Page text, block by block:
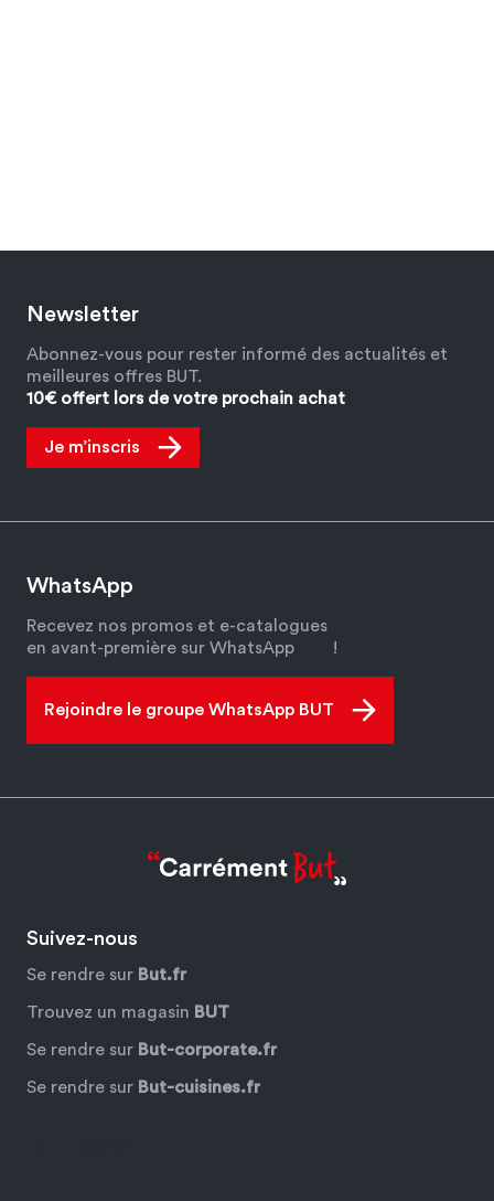
Newsletter
Abonnez-vous pour rester informé des actualités et
meilleures offres BUT.
10€ offert lors de votre prochain achat
Je m’inscris
WhatsApp
Recevez nos promos et e-catalogues
en avant-première sur WhatsApp
!
Rejoindre le groupe WhatsApp BUT
Suivez-nous
Se rendre sur But.fr
Trouvez un magasin BUT
Se rendre sur But-corporate.fr
Se rendre sur But-cuisines.fr